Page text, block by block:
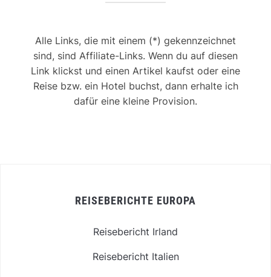
Alle Links, die mit einem (*) gekennzeichnet
sind, sind Affiliate-Links. Wenn du auf diesen
Link klickst und einen Artikel kaufst oder eine
Reise bzw. ein Hotel buchst, dann erhalte ich
dafür eine kleine Provision.
REISEBERICHTE EUROPA
Reisebericht Irland
Reisebericht Italien